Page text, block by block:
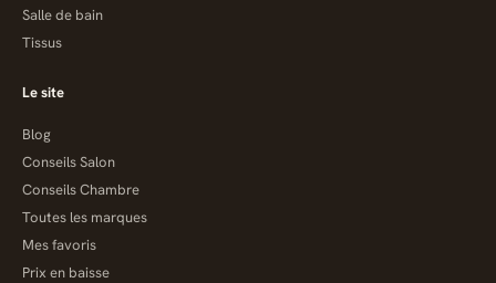
Salle de bain
Tissus
Le site
Blog
Conseils Salon
Conseils Chambre
Toutes les marques
Mes favoris
Prix en baisse